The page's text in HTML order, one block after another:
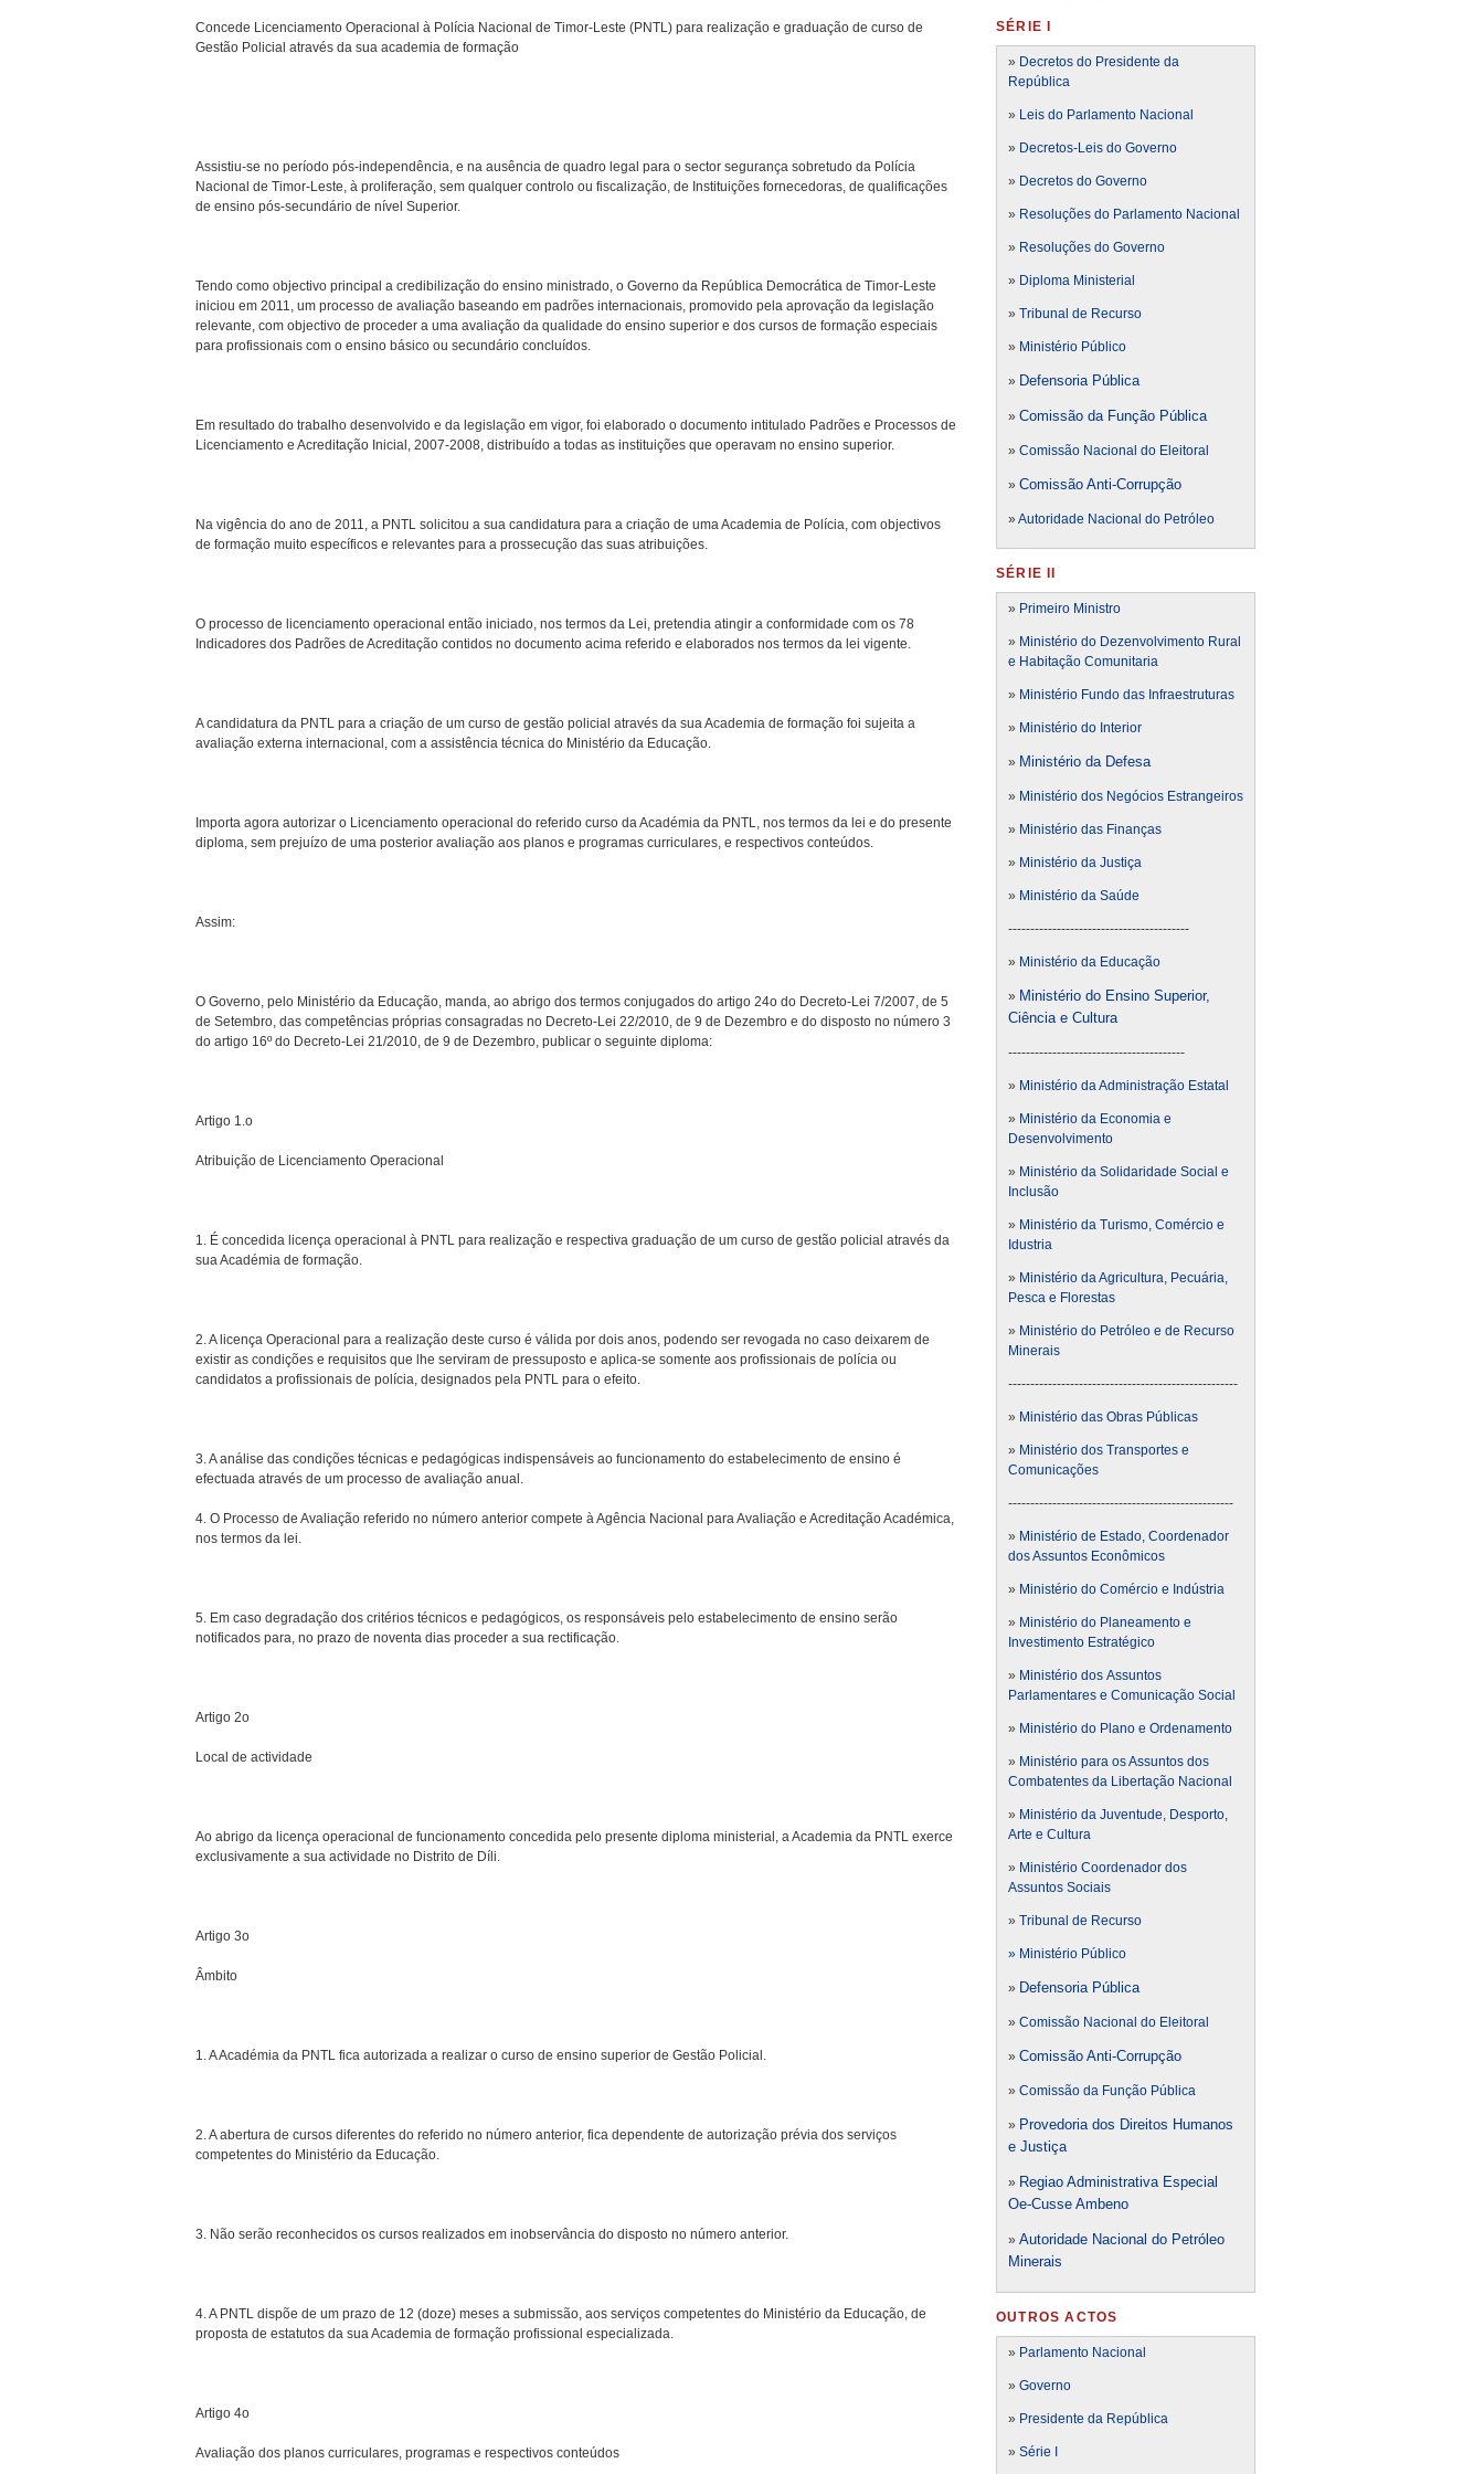
Concede Licenciamento Operacional à Polícia Nacional de Timor-Leste (PNTL) para realização e graduação de curso de
Gestão Policial através da sua academia de formação
Assistiu-se no período pós-independência, e na ausência de quadro legal para o sector segurança sobretudo da Polícia
Nacional de Timor-Leste, à proliferação, sem qualquer controlo ou fiscalização, de Instituições fornecedoras, de qualificações
de ensino pós-secundário de nível Superior.
Tendo como objectivo principal a credibilização do ensino ministrado, o Governo da República Democrática de Timor-Leste
iniciou em 2011, um processo de avaliação baseando em padrões internacionais, promovido pela aprovação da legislação
relevante, com objectivo de proceder a uma avaliação da qualidade do ensino superior e dos cursos de formação especiais
para profissionais com o ensino básico ou secundário concluídos.
Em resultado do trabalho desenvolvido e da legislação em vigor, foi elaborado o documento intitulado Padrões e Processos de
Licenciamento e Acreditação Inicial, 2007-2008, distribuído a todas as instituições que operavam no ensino superior.
Na vigência do ano de 2011, a PNTL solicitou a sua candidatura para a criação de uma Academia de Polícia, com objectivos
de formação muito específicos e relevantes para a prossecução das suas atribuições.
O processo de licenciamento operacional então iniciado, nos termos da Lei, pretendia atingir a conformidade com os 78
Indicadores dos Padrões de Acreditação contidos no documento acima referido e elaborados nos termos da lei vigente.
A candidatura da PNTL para a criação de um curso de gestão policial através da sua Academia de formação foi sujeita a
avaliação externa internacional, com a assistência técnica do Ministério da Educação.
Importa agora autorizar o Licenciamento operacional do referido curso da Académia da PNTL, nos termos da lei e do presente
diploma, sem prejuízo de uma posterior avaliação aos planos e programas curriculares, e respectivos conteúdos.
Assim:
O Governo, pelo Ministério da Educação, manda, ao abrigo dos termos conjugados do artigo 24o do Decreto-Lei 7/2007, de 5
de Setembro, das competências próprias consagradas no Decreto-Lei 22/2010, de 9 de Dezembro e do disposto no número 3
do artigo 16º do Decreto-Lei 21/2010, de 9 de Dezembro, publicar o seguinte diploma:
Artigo 1.o
Atribuição de Licenciamento Operacional
1. É concedida licença operacional à PNTL para realização e respectiva graduação de um curso de gestão policial através da
sua Académia de formação.
2. A licença Operacional para a realização deste curso é válida por dois anos, podendo ser revogada no caso deixarem de
existir as condições e requisitos que lhe serviram de pressuposto e aplica-se somente aos profissionais de polícia ou
candidatos a profissionais de polícia, designados pela PNTL para o efeito.
3. A análise das condições técnicas e pedagógicas indispensáveis ao funcionamento do estabelecimento de ensino é
efectuada através de um processo de avaliação anual.
4. O Processo de Avaliação referido no número anterior compete à Agência Nacional para Avaliação e Acreditação Académica,
nos termos da lei.
5. Em caso degradação dos critérios técnicos e pedagógicos, os responsáveis pelo estabelecimento de ensino serão
notificados para, no prazo de noventa dias proceder a sua rectificação.
Artigo 2o
Local de actividade
Ao abrigo da licença operacional de funcionamento concedida pelo presente diploma ministerial, a Academia da PNTL exerce
exclusivamente a sua actividade no Distrito de Díli.
Artigo 3o
Âmbito
1. A Académia da PNTL fica autorizada a realizar o curso de ensino superior de Gestão Policial.
2. A abertura de cursos diferentes do referido no número anterior, fica dependente de autorização prévia dos serviços
competentes do Ministério da Educação.
3. Não serão reconhecidos os cursos realizados em inobservância do disposto no número anterior.
4. A PNTL dispõe de um prazo de 12 (doze) meses a submissão, aos serviços competentes do Ministério da Educação, de
proposta de estatutos da sua Academia de formação profissional especializada.
Artigo 4o
Avaliação dos planos curriculares, programas e respectivos conteúdos
SÉRIE I
» Decretos do Presidente da
República
» Leis do Parlamento Nacional
» Decretos-Leis do Governo
» Decretos do Governo
» Resoluções do Parlamento Nacional
» Resoluções do Governo
» Diploma Ministerial
» Tribunal de Recurso
» Ministério Público
» Defensoria Pública
» Comissão da Função Pública
» Comissão Nacional do Eleitoral
» Comissão Anti-Corrupção
» Autoridade Nacional do Petróleo
SÉRIE II
» Primeiro Ministro
» Ministério do Dezenvolvimento Rural
e Habitação Comunitaria
» Ministério Fundo das Infraestruturas
» Ministério do Interior
» Ministério da Defesa
» Ministério dos Negócios Estrangeiros
» Ministério das Finanças
» Ministério da Justiça
» Ministério da Saúde
-----------------------------------------
» Ministério da Educação
» Ministério do Ensino Superior,
Ciência e Cultura
----------------------------------------
» Ministério da Administração Estatal
» Ministério da Economia e
Desenvolvimento
» Ministério da Solidaridade Social e
Inclusão
» Ministério da Turismo, Comércio e
Idustria
» Ministério da Agricultura, Pecuária,
Pesca e Florestas
» Ministério do Petróleo e de Recurso
Minerais
----------------------------------------------------
» Ministério das Obras Públicas
» Ministério dos Transportes e
Comunicações
---------------------------------------------------
» Ministério de Estado, Coordenador
dos Assuntos Econômicos
» Ministério do Comércio e Indústria
» Ministério do Planeamento e
Investimento Estratégico
» Ministério dos Assuntos
Parlamentares e Comunicação Social
» Ministério do Plano e Ordenamento
» Ministério para os Assuntos dos
Combatentes da Libertação Nacional
» Ministério da Juventude, Desporto,
Arte e Cultura
» Ministério Coordenador dos
Assuntos Sociais
» Tribunal de Recurso
» Ministério Público
» Defensoria Pública
» Comissão Nacional do Eleitoral
» Comissão Anti-Corrupção
» Comissão da Função Pública
» Provedoria dos Direitos Humanos
e Justiça
» Regiao Administrativa Especial
Oe-Cusse Ambeno
» Autoridade Nacional do Petróleo
Minerais
OUTROS ACTOS
» Parlamento Nacional
» Governo
» Presidente da República
» Série I